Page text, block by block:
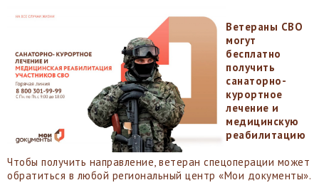
Ветераны СВО
могут
бесплатно
получить
санаторно-
курортное
лечение и
медицинскую
реабилитацию
Чтобы получить направление, ветеран спецоперации может
обратиться в любой региональный центр «Мои документы».